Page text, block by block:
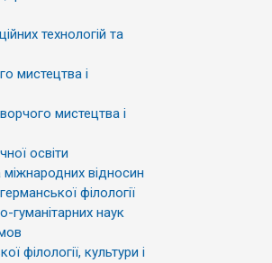
технологій та
мистецтва і
мистецтва і
освіти
відносин
філології
гуманітарних наук
філології, культури і